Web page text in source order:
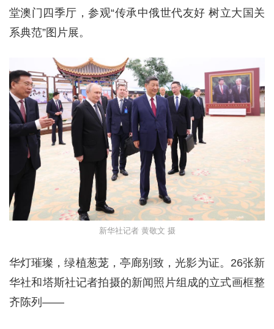
堂澳门四季厅，参观“传承中俄世代友好 树立大国关
系典范”图片展。
新华社记者 黄敬文 摄
华灯璀璨，绿植葱茏，亭廊别致，光影为证。26张新
华社和塔斯社记者拍摄的新闻照片组成的立式画框整
齐陈列——